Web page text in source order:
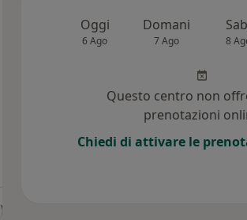
Risposte ai pazienti (7)
Oggi
6 Ago
Domani
7 Ago 8
Questo centro non
prenotazioni
Chiedi di attivare le